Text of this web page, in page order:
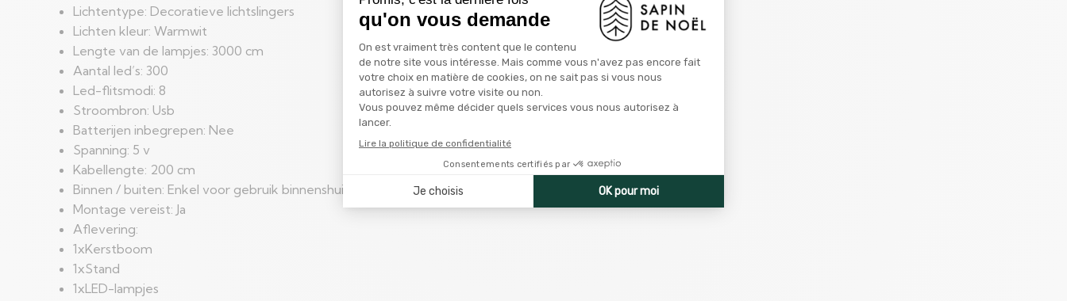
Lichtentype: Decoratieve lichtslingers
Lichten kleur: Warmwit
Lengte van de lampjes: 3000 cm
Aantal led’s: 300
Led-flitsmodi: 8
Stroombron: Usb
Batterijen inbegrepen: Nee
Spanning: 5 v
Kabellengte: 200 cm
Binnen / buiten: Enkel voor gebruik binnenshuis
Montage vereist: Ja
Aflevering:
1xKerstboom
1xStand
1xLED-lampjes